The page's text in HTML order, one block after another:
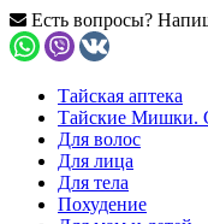
Есть вопросы?
Тайская аптека
Тайские Мишки.
Для волос
Для лица
Для тела
Похудение